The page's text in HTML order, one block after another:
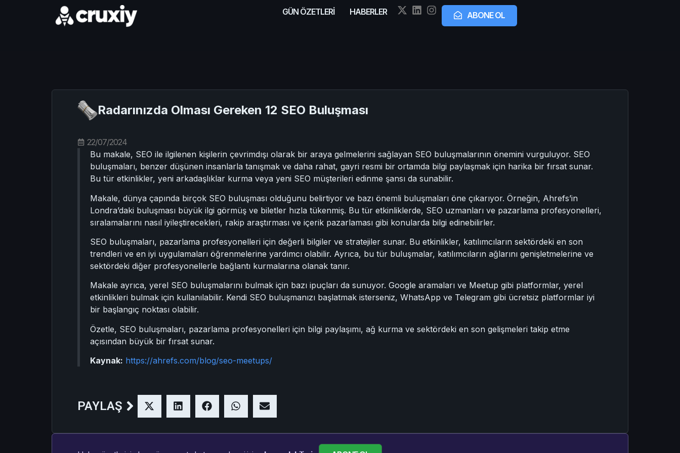
GÜN ÖZETLERİ HABERLER ABONE OL
Radarınızda Olması Gereken 12 SEO Buluşması
22/07/2024
Bu makale, SEO ile ilgilenen kişilerin çevrimdışı olarak bir araya gelmelerini sağlayan SEO buluşmalarının önemini vurguluyor. SEO
buluşmaları, benzer düşünen insanlarla tanışmak ve daha rahat, gayri resmi bir ortamda bilgi paylaşmak için harika bir fırsat sunar.
Bu tür etkinlikler, yeni arkadaşlıklar kurma veya yeni SEO müşterileri edinme şansı da sunabilir.
Makale, dünya çapında birçok SEO buluşması olduğunu belirtiyor ve bazı önemli buluşmaları öne çıkarıyor. Örneğin, Ahrefs’in
Londra’daki buluşması büyük ilgi görmüş ve biletler hızla tükenmiş. Bu tür etkinliklerde, SEO uzmanları ve pazarlama profesyonelleri,
sıralamalarını nasıl iyileştirecekleri, rakip araştırması ve içerik pazarlaması gibi konularda bilgi edinebilirler.
SEO buluşmaları, pazarlama profesyonelleri için değerli bilgiler ve stratejiler sunar. Bu etkinlikler, katılımcıların sektördeki en son
trendleri ve en iyi uygulamaları öğrenmelerine yardımcı olabilir. Ayrıca, bu tür buluşmalar, katılımcıların ağlarını genişletmelerine ve
sektördeki diğer profesyonellerle bağlantı kurmalarına olanak tanır.
Makale ayrıca, yerel SEO buluşmalarını bulmak için bazı ipuçları da sunuyor. Google aramaları ve Meetup gibi platformlar, yerel
etkinlikleri bulmak için kullanılabilir. Kendi SEO buluşmanızı başlatmak isterseniz, WhatsApp ve Telegram gibi ücretsiz platformlar iyi
bir başlangıç noktası olabilir.
Özetle, SEO buluşmaları, pazarlama profesyonelleri için bilgi paylaşımı, ağ kurma ve sektördeki en son gelişmeleri takip etme
açısından büyük bir fırsat sunar.
Kaynak: https://ahrefs.com/blog/seo-meetups/
PAYLAŞ